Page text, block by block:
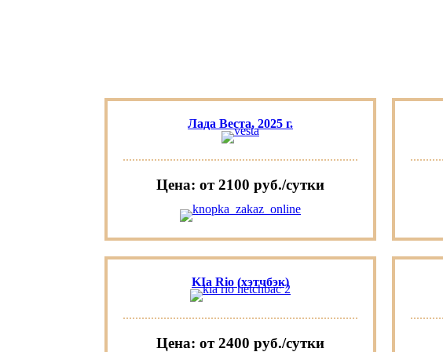
Лада Веста, 2025 г.
Цена: от 2100 руб./сутки
KIa Rio (хэтчбэк)
Цена: от 2400 руб./сутки